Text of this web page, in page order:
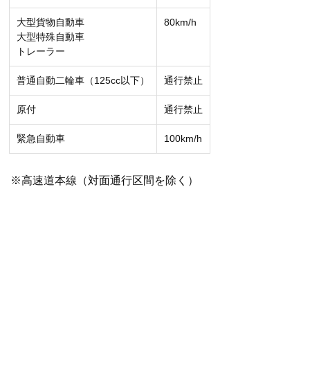
大型貨物自動車
大型特殊自動車
トレーラー
80km/h
普通自動二輪車（125cc以下） 通行禁止
原付 通行禁止
緊急自動車 100km/h
※高速道本線（対面通行区間を除く）